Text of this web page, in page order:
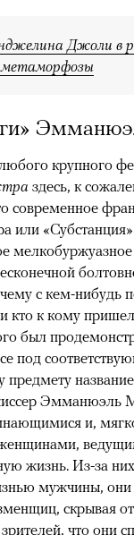
Джоли в
метаморфозы
крупного
здесь, к
современное
или
с кем-нибудь
кто к кому
был
под
предмету
Эмманюэль
и,
жизнь. Из-за
мужчины,
скрывая
что они